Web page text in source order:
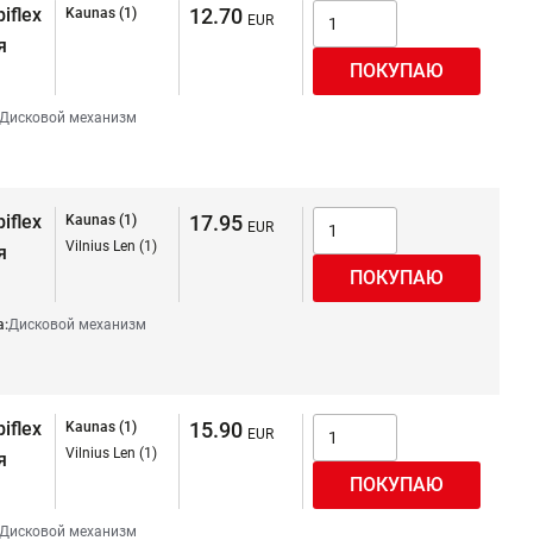
Kaunas (1) 12.70
Дисковой механизм
Kaunas (1)
Vilnius Len (1)
17.95
Дисковой механизм
Kaunas (1)
Vilnius Len (1)
15.90
Дисковой механизм